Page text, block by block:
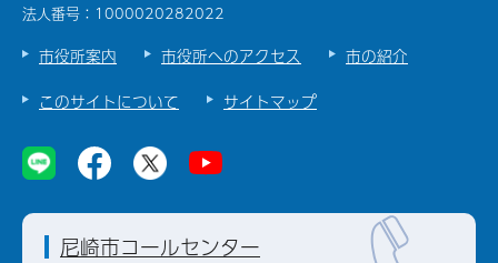
法人番号：1000020282022
市役所案内 市役所へのアクセス
市の紹介
このサイトについて
サイトマップ
尼崎市コールセンター